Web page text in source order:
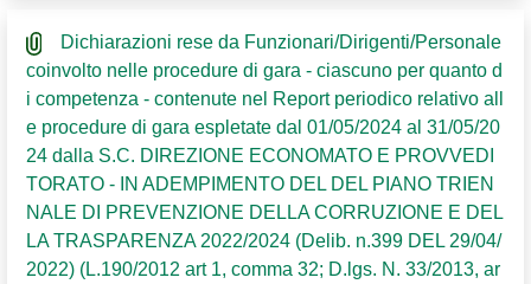
Dichiarazioni rese da Funzionari/Dirigenti/Personale
coinvolto nelle procedure di gara - ciascuno per quanto d
i competenza - contenute nel Report periodico relativo all
e procedure di gara espletate dal 01/05/2024 al 31/05/20
24 dalla S.C. DIREZIONE ECONOMATO E PROVVEDI
TORATO - IN ADEMPIMENTO DEL DEL PIANO TRIEN
NALE DI PREVENZIONE DELLA CORRUZIONE E DEL
LA TRASPARENZA 2022/2024 (Delib. n.399 DEL 29/04/
2022) (L.190/2012 art 1, comma 32; D.lgs. N. 33/2013, ar